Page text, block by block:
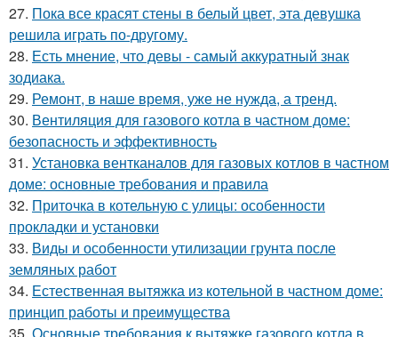
27. Пока все красят стены в белый цвет, эта девушка
решила играть по-другому.
28. Есть мнение, что девы - самый аккуратный знак
зодиака.
29. Ремонт, в наше время, уже не нужда, а тренд.
30. Вентиляция для газового котла в частном доме:
безопасность и эффективность
31. Установка вентканалов для газовых котлов в частном
доме: основные требования и правила
32. Приточка в котельную с улицы: особенности
прокладки и установки
33. Виды и особенности утилизации грунта после
земляных работ
34. Естественная вытяжка из котельной в частном доме:
принцип работы и преимущества
35. Основные требования к вытяжке газового котла в